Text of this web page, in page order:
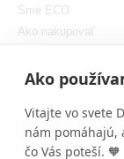
Ako
Vitajte vo svete
nám pomáhajú,
čo Vás poteší. 🧡
Sme ECO
Ako nakupovať
Nastaviť